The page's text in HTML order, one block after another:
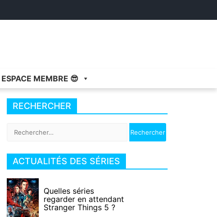
ESPACE MEMBRE 😎
RECHERCHER
ACTUALITÉS DES SÉRIES
Quelles séries
regarder en attendant
Stranger Things 5 ?